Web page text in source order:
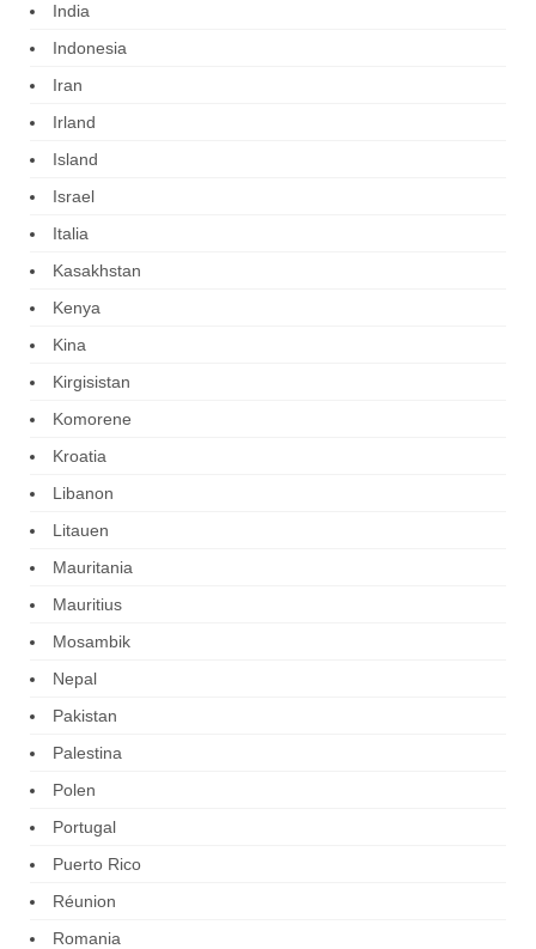
India
Indonesia
Iran
Irland
Island
Israel
Italia
Kasakhstan
Kenya
Kina
Kirgisistan
Komorene
Kroatia
Libanon
Litauen
Mauritania
Mauritius
Mosambik
Nepal
Pakistan
Palestina
Polen
Portugal
Puerto Rico
Réunion
Romania